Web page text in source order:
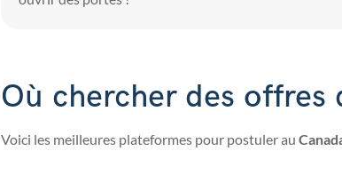
Où chercher des offres
Voici les meilleures plateformes pour postuler au